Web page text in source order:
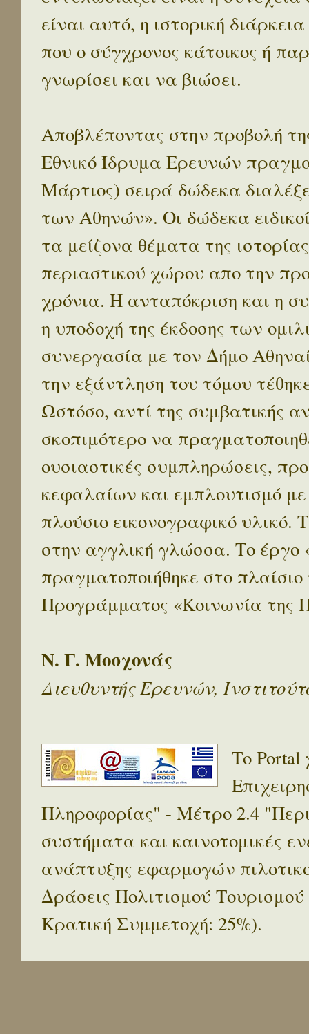
είναι αυτό, η ιστορική
που ο σύγχρονος κάτοικος ή
γνωρίσει και να βιώσει.
Αποβλέποντας στην προβολή
Εθνικό Ίδρυμα Ερευνών
Μάρτιος) σειρά δώδεκα
των Αθηνών». Οι δώδεκα
τα μείζονα θέματα της
περιαστικού χώρου απο την
χρόνια. Η ανταπόκριση και η
η υποδοχή της έκδοσης των
συνεργασία με τον Δήμο
την εξάντληση του τόμου
Ωστόσο, αντί της συμβατικής
σκοπιμότερο να
ουσιαστικές συμπληρώσεις,
κεφαλαίων και εμπλουτισμό
πλούσιο εικονογραφικό
στην αγγλική γλώσσα. Το
πραγματοποιήθηκε στο
Προγράμματος «Κοινωνία της
Ν. Γ. Μοσχονάς
Διευθυντής Ερευνών,
Το Portal
Πληροφορίας" - Μέτρο 2.4
συστήματα και καινοτομικές
ανάπτυξης εφαρμογών
Δράσεις Πολιτισμού
Κρατική Συμμετοχή: 25%).